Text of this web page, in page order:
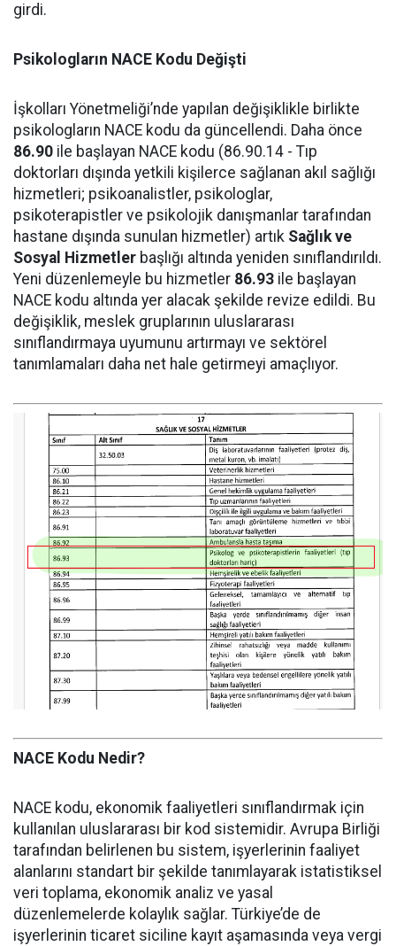
girdi.
Psikologların NACE Kodu Değişti
İşkolları Yönetmeliği’nde yapılan değişiklikle birlikte
psikologların NACE kodu da güncellendi. Daha önce
86.90 ile başlayan NACE kodu (86.90.14 - Tıp
doktorları dışında yetkili kişilerce sağlanan akıl sağlığı
hizmetleri; psikoanalistler, psikologlar,
psikoterapistler ve psikolojik danışmanlar tarafından
hastane dışında sunulan hizmetler) artık Sağlık ve
Sosyal Hizmetler başlığı altında yeniden sınıflandırıldı.
Yeni düzenlemeyle bu hizmetler 86.93 ile başlayan
NACE kodu altında yer alacak şekilde revize edildi. Bu
değişiklik, meslek gruplarının uluslararası
sınıflandırmaya uyumunu artırmayı ve sektörel
tanımlamaları daha net hale getirmeyi amaçlıyor.
NACE Kodu Nedir?
NACE kodu, ekonomik faaliyetleri sınıflandırmak için
kullanılan uluslararası bir kod sistemidir. Avrupa Birliği
tarafından belirlenen bu sistem, işyerlerinin faaliyet
alanlarını standart bir şekilde tanımlayarak istatistiksel
veri toplama, ekonomik analiz ve yasal
düzenlemelerde kolaylık sağlar. Türkiye’de de
işyerlerinin ticaret siciline kayıt aşamasında veya vergi